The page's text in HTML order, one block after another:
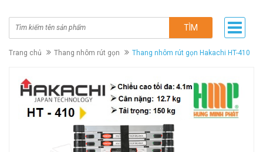
TÌM
Trang chủ Thang nhôm rút gọn Thang nhôm rút gọn Hakachi HT-410